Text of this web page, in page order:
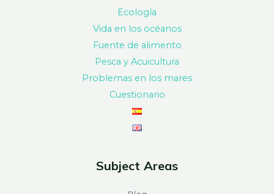
Ecología
Vida en los océanos
Fuente de alimento
Pesca y Acuicultura
Problemas en los mares
Cuestionario
Subject Areas